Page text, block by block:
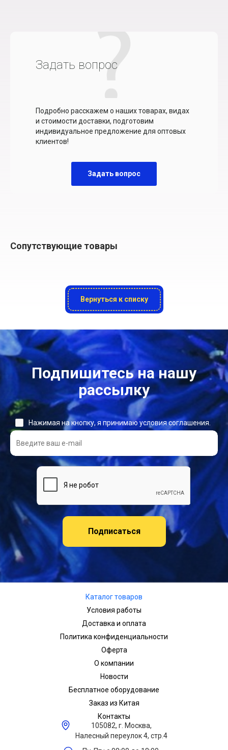
Задать вопрос
Подробно расскажем о наших товарах, видах
и стоимости доставки, подготовим
индивидуальное предложение для оптовых
клиентов!
Задать вопрос
Сопутствующие товары
Вернуться к списку
Подпишитесь на нашу
рассылку
Подписаться
Нажимая на кнопку, я принимаю условия соглашения.
Каталог товаров
Условия работы
Доставка и оплата
Политика конфиденциальности
Оферта
О компании
Новости
Бесплатное оборудование
Заказ из Китая
Контакты
105082, г. Москва,
Налесный переулок 4, стр.4